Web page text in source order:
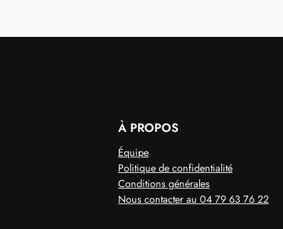
À PROPOS
Équipe
Politique de confidentialité
Conditions générales
Nous contacter au 04 79 63 76 22